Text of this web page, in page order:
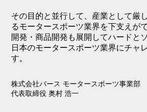
その目的と並行して、産業として厳
るモータースポーツ業界を下支えが
開発・商品開発も展開してハードと
日本のモータースポーツ業界にチャ
す。
株式会社バース モータースポーツ事業部
代表取締役 奥村 浩一